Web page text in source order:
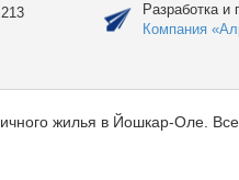
Разработка и
Компания
жилья в Йошкар-Оле.